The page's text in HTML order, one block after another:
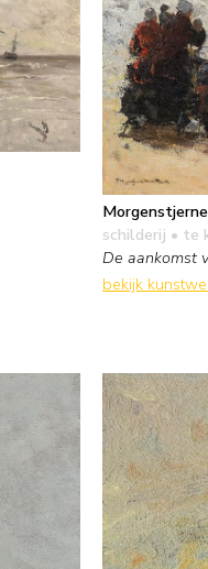
schilderij • te
De aankomst
bekijk